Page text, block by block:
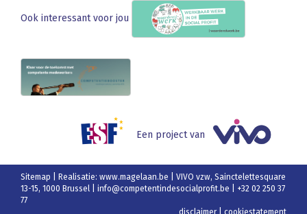
Ook interessant voor jou
Een project van
Sitemap | Realisatie: www.magelaan.be
| VIVO vzw, Sainctelettesquare
13-15, 1000 Brussel | info@competentindesocialprofit.be
| +32 02 250 37
77
disclaimer
cookiestatement